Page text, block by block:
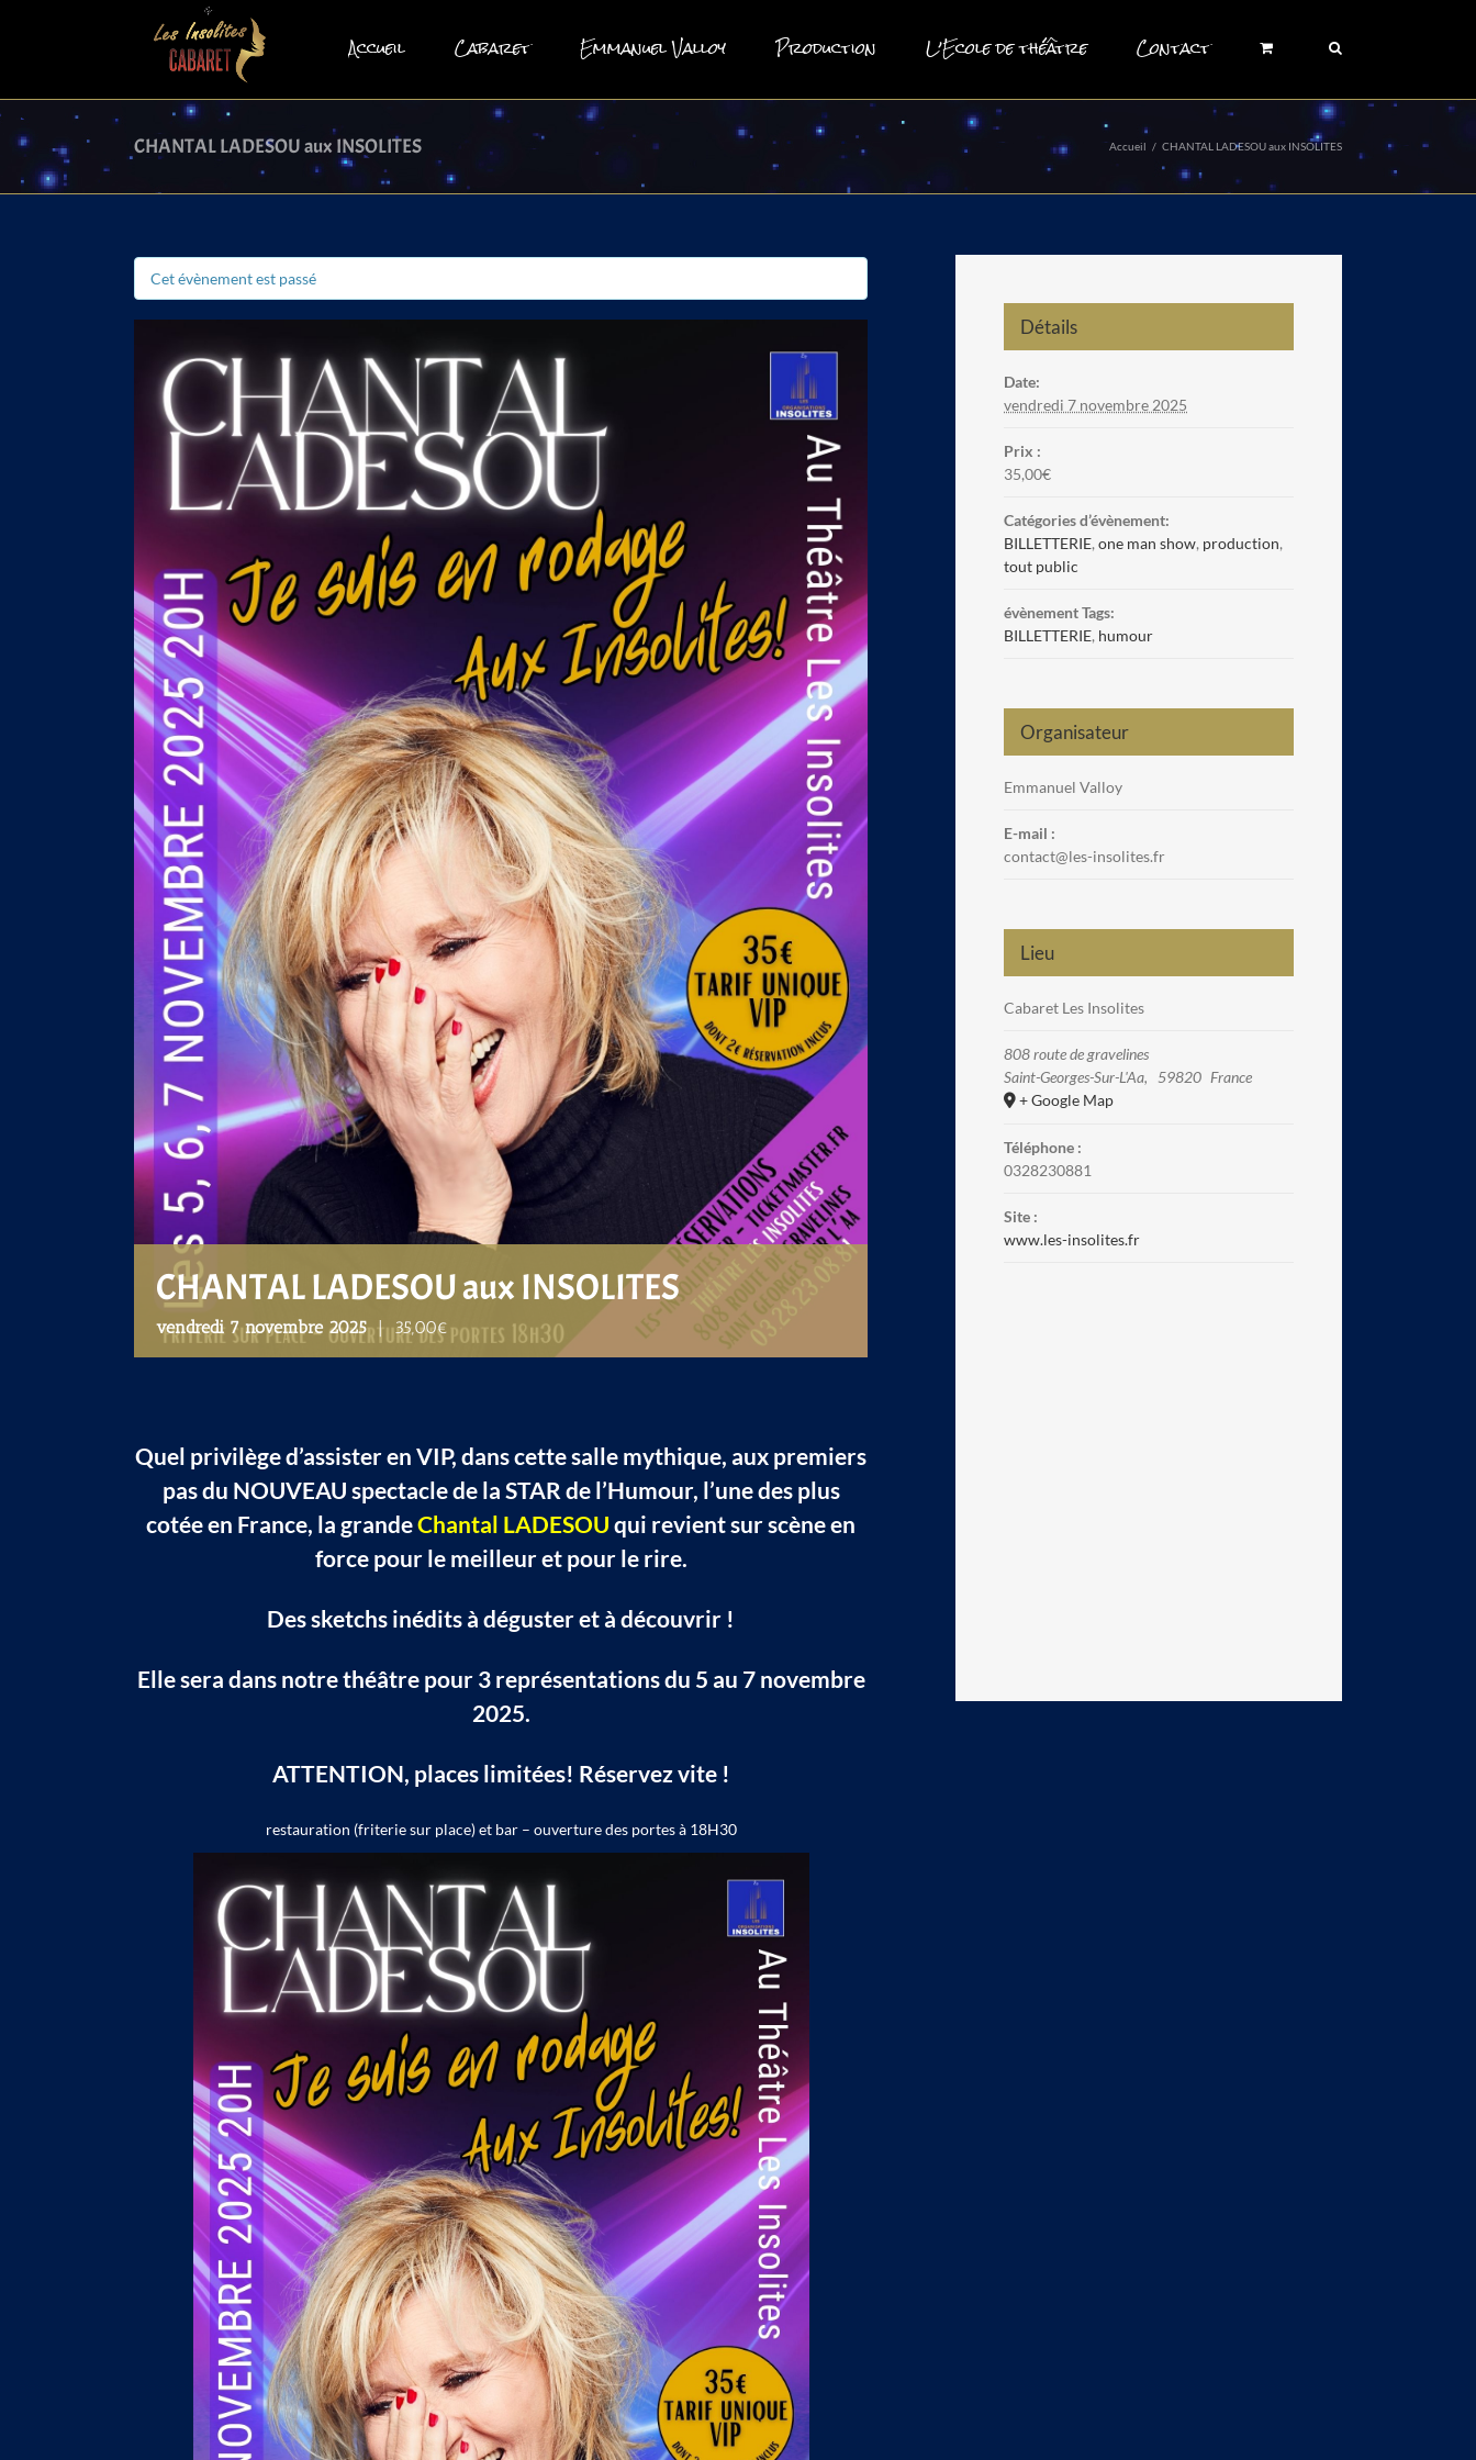
Accueil Cabaret Emmanuel Valloy Production L’Ecole de théâtre Contact
CHANTAL LADESOU aux INSOLITES Accueil / CHANTAL LADESOU aux INSOLITES
Cet évènement est passé
CHANTAL LADESOU aux INSOLITES
vendredi 7 novembre 2025 | 35,00€
Quel privilège d’assister en VIP, dans cette salle mythique, aux premiers
pas du NOUVEAU spectacle de la STAR de l’Humour, l’une des plus
cotée en France, la grandeChantal LADESOU qui revient sur scène en
force pour le meilleur et pour le rire.
Des sketchs inédits à déguster et à découvrir !
Elle sera dans notre théâtre pour 3 représentations du 5 au 7 novembre
2025.
ATTENTION, places limitées! Réservez vite !
restauration (friterie sur place) et bar – ouverture des portes à 18H30
Détails
Date:
vendredi 7 novembre 2025
Prix :
35,00€
Catégories d’évènement:
BILLETTERIE, one man show, production,
tout public
évènement Tags:
BILLETTERIE, humour
Organisateur
Emmanuel Valloy
E-mail :
contact@les-insolites.fr
Lieu
Cabaret Les Insolites
808 route de gravelines
Saint-Georges-Sur-L'Aa, 59820 France
+ Google Map
Téléphone :
0328230881
Site :
www.les-insolites.fr